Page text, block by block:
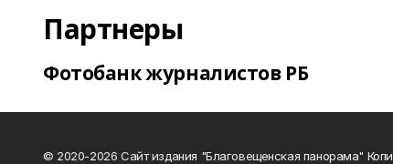
Партнеры
Фотобанк журналистов РБ
© 2020-2026 Сайт издания "Благовещенская панорама"